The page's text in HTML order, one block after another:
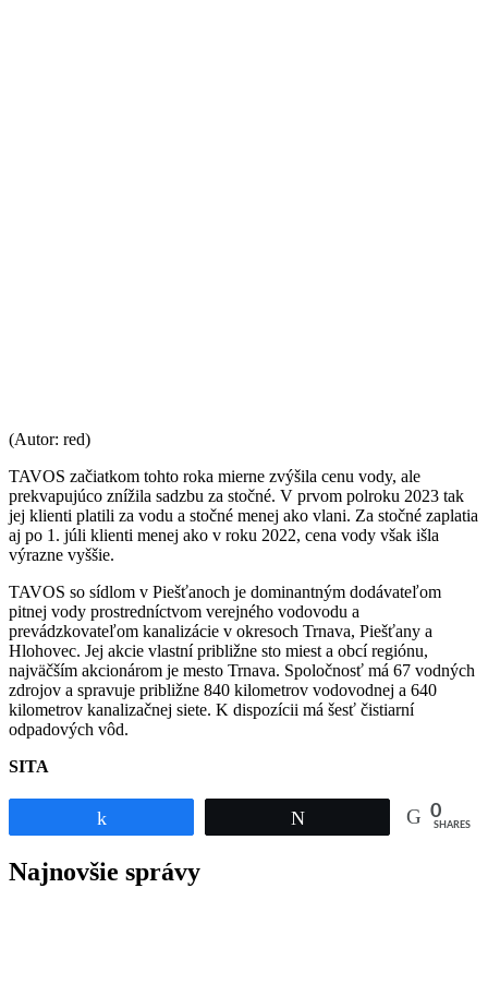
(Autor: red)
TAVOS začiatkom tohto roka mierne zvýšila cenu vody, ale
prekvapujúco znížila sadzbu za stočné. V prvom polroku 2023 tak
jej klienti platili za vodu a stočné menej ako vlani. Za stočné zaplatia
aj po 1. júli klienti menej ako v roku 2022, cena vody však išla
výrazne vyššie.
TAVOS so sídlom v Piešťanoch je dominantným dodávateľom
pitnej vody prostredníctvom verejného vodovodu a
prevádzkovateľom kanalizácie v okresoch Trnava, Piešťany a
Hlohovec. Jej akcie vlastní približne sto miest a obcí regiónu,
najväčším akcionárom je mesto Trnava. Spoločnosť má 67 vodných
zdrojov a spravuje približne 840 kilometrov vodovodnej a 640
kilometrov kanalizačnej siete. K dispozícii má šesť čistiarní
odpadových vôd.
SITA
0
SHARES
Najnovšie správy